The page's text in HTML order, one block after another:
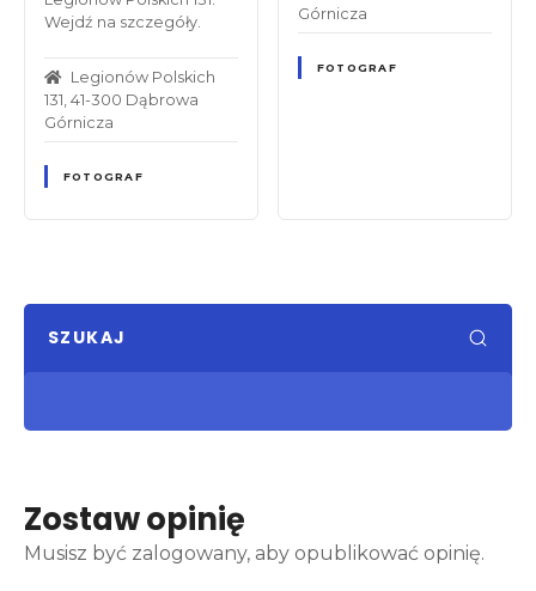
Wejdź na szczegóły.
Legionów Polskich
131, 41-300 Dąbrowa
Górnicza
FOTOGRAF
Górnicza
FOTOGRAF
SZUKAJ
Zostaw opinię
Musisz być zalogowany, aby opublikować opinię.